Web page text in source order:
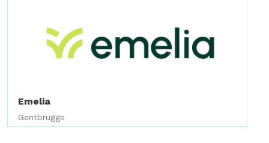
Emelia
Gentbrugge